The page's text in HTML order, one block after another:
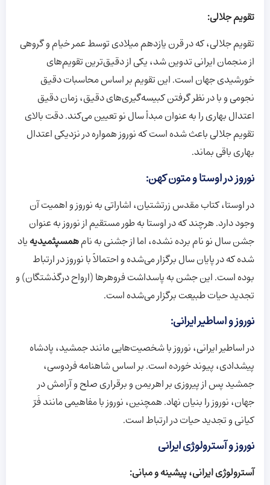
تقویم جلالی:
تقویم جلالی، که در قرن یازدهم میلادی توسط عمر خیام و گروهی
از منجمان ایرانی تدوین شد، یکی از دقیق‌ترین تقویم‌های
خورشیدی جهان است. این تقویم بر اساس محاسبات دقیق
نجومی و با در نظر گرفتن کبیسه‌گیری‌های دقیق، زمان دقیق
اعتدال بهاری را به عنوان مبدأ سال نو تعیین می‌کند. دقت بالای
تقویم جلالی باعث شده است که نوروز همواره در نزدیکی اعتدال
بهاری باقی بماند.
نوروز در اوستا و متون کهن:
در اوستا، کتاب مقدس زرتشتیان، اشاراتی به نوروز و اهمیت آن
وجود دارد. هرچند که در اوستا به طور مستقیم از نوروز به عنوان
جشن سال نو نام برده نشده، اما از جشنی به نامهمسپثمیدیهیاد
شده که در پایان سال برگزار می‌شده و احتمالاً با نوروز در ارتباط
بوده است. این جشن به پاسداشت فروهرها (ارواح درگذشتگان) و
تجدید حیات طبیعت برگزار می‌شده است.
نوروز و اساطیر ایرانی:
در اساطیر ایرانی، نوروز با شخصیت‌هایی مانند جمشید، پادشاه
پیشدادی، پیوند خورده است. بر اساس شاهنامه فردوسی،
جمشید پس از پیروزی بر اهریمن و برقراری صلح و آرامش در
جهان، نوروز را بنیان نهاد. همچنین، نوروز با مفاهیمی مانند فَرّ
کیانی و تجدید حیات در ارتباط است.
نوروز و آسترولوژی ایرانی
آسترولوژی ایرانی، پیشینه و مبانی: